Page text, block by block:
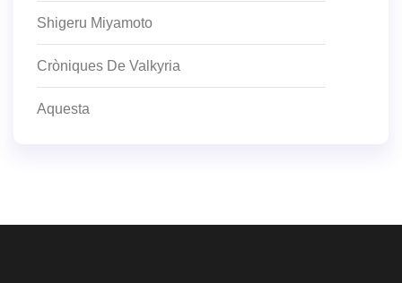
Shigeru Miyamoto
Cròniques De Valkyria
Aquesta